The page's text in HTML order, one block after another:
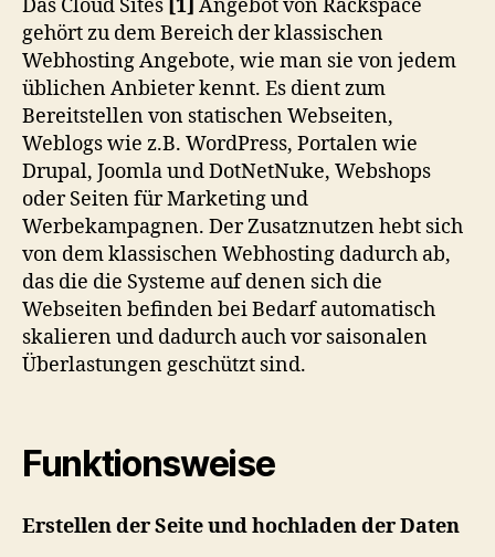
Das Cloud Sites [1] Angebot von Rackspace
gehört zu dem Bereich der klassischen
Webhosting Angebote, wie man sie von jedem
üblichen Anbieter kennt. Es dient zum
Bereitstellen von statischen Webseiten,
Weblogs wie z.B. WordPress, Portalen wie
Drupal, Joomla und DotNetNuke, Webshops
oder Seiten für Marketing und
Werbekampagnen. Der Zusatznutzen hebt sich
von dem klassischen Webhosting dadurch ab,
das die die Systeme auf denen sich die
Webseiten befinden bei Bedarf automatisch
skalieren und dadurch auch vor saisonalen
Überlastungen geschützt sind.
Funktionsweise
Erstellen der Seite und hochladen der Daten